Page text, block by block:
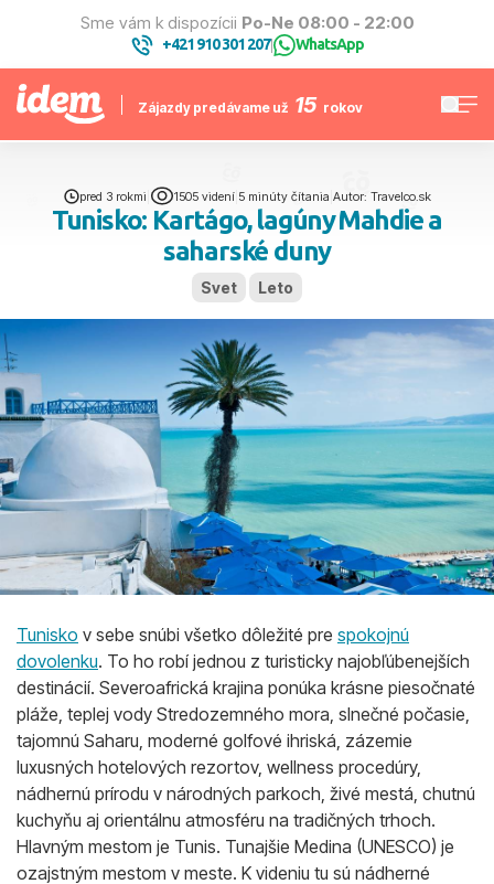
Sme vám k dispozícii Po-Ne 08:00 - 22:00
+421 910 301 207| WhatsApp
Zájazdy predávame už 15 rokov
pred 3 rokmi 1505 videní| 5 minúty čítania Autor: Travelco.sk
Tunisko: Kartágo, lagúny Mahdie a
saharské duny
Svet Leto
Tunisko v sebe snúbi všetko dôležité pre spokojnú
dovolenku. To ho robí jednou z turisticky najobľúbenejších
destinácií. Severoafrická krajina ponúka krásne piesočnaté
pláže, teplej vody Stredozemného mora, slnečné počasie,
tajomnú Saharu, moderné golfové ihriská, zázemie
luxusných hotelových rezortov, wellness procedúry,
nádhernú prírodu v národných parkoch, živé mestá, chutnú
kuchyňu aj orientálnu atmosféru na tradičných trhoch.
Hlavným mestom je Tunis. Tunajšie Medina (UNESCO) je
ozajstným mestom v meste. K videniu tu sú nádherné